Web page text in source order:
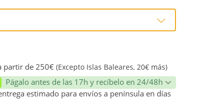
partir de 250€ (Excepto Islas Baleares, 20€ más)
Págalo antes de las 17h y recíbelo en 24/48h
estimado para envíos a península en días